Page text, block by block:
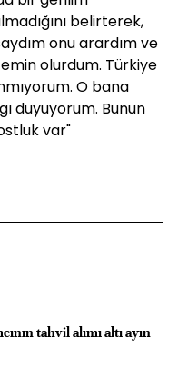
belirterek,
onu arardım ve
olurdum. Türkiye
O bana
duyuyorum. Bunun
var"
tahvil alımı altı ayın